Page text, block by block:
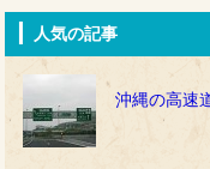
人気の記事
沖縄の高速